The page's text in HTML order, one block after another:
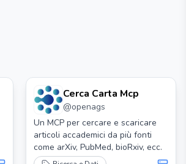
Cerca Carta Mcp
@openags
Un MCP per cercare e scaricare
articoli accademici da più fonti
come arXiv, PubMed, bioRxiv, ecc.